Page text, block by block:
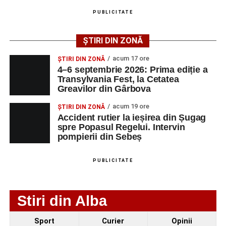
AGENT OCUPAŢIA
NR.
NR.
Technology Srl
OPERATOR LA
MASINI-UNELTE
NUMERICA
1 0752826367
Adaugă-ne ca sursă preferată
Ultimele știri din Sebeș
PUBLICITATE
ȘTIRI DIN ZONĂ
ȘTIRI DIN ZONĂ acum 17 ore
4–6 septembrie 2026: Prima ediție a
Transylvania Fest, la Cetatea
Greavilor din Gârbova
ȘTIRI DIN ZONĂ acum 19 ore
Accident rutier la ieșirea din Șugag
spre Popasul Regelui. Intervin
pompierii din Sebeș
PUBLICITATE
Stiri din Alba
Sport Curier Opinii